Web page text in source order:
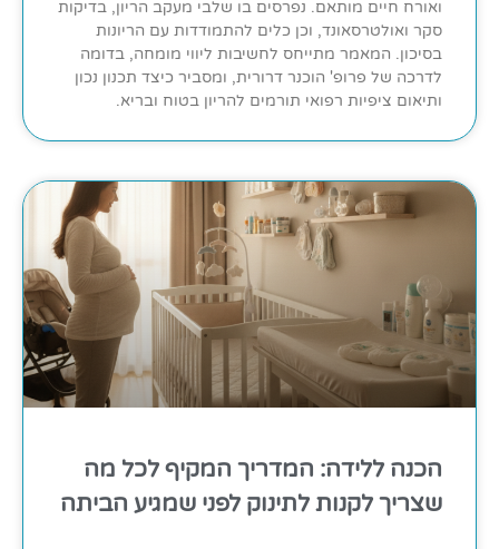
ואורח חיים מותאם. נפרסים בו שלבי מעקב הריון, בדיקות
סקר ואולטרסאונד, וכן כלים להתמודדות עם הריונות
בסיכון. המאמר מתייחס לחשיבות ליווי מומחה, בדומה
לדרכה של פרופ' הוכנר דרורית, ומסביר כיצד תכנון נכון
ותיאום ציפיות רפואי תורמים להריון בטוח ובריא.
הכנה ללידה: המדריך המקיף לכל מה
שצריך לקנות לתינוק לפני שמגיע הביתה